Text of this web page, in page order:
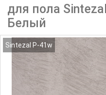
для пола
Белый
Sintezal P-41w